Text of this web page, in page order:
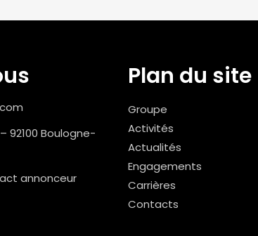
92100 Boulogne-
annonceur
Plan du site
Groupe
Activités
Actualités
Engagements
Carrières
Contacts